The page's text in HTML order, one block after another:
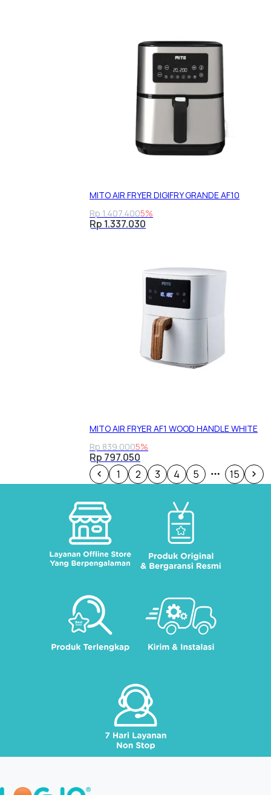
MITO AIR FRYER DIGIFRY GRANDE AF10
Rp 1.407.4005%
Rp 1.337.030
MITO AIR FRYER AF1 WOOD HANDLE WHITE
Rp 839.0005%
Rp 797.050
1
2 3 4 5 15